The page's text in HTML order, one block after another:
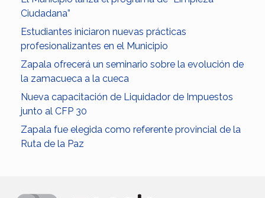
Ciudadana”
Estudiantes iniciaron nuevas prácticas
profesionalizantes en el Municipio
Zapala ofrecerá un seminario sobre la evolución de
la zamacueca a la cueca
Nueva capacitación de Liquidador de Impuestos
junto al CFP 30
Zapala fue elegida como referente provincial de la
Ruta de la Paz